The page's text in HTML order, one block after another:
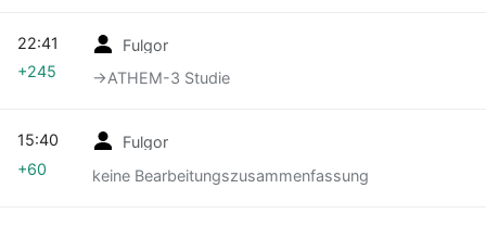
Fulgor
→‎ATHEM-3 Studie
22:41
+245
Fulgor
keine Bearbeitungszusammenfassung
15:40
+60